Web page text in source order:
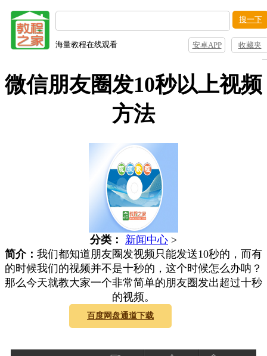
搜一下
海量教程在线观看 收藏夹
安卓APP
微信朋友圈发10秒以上视频
方法
分类： 新闻中心 >
简介： 我们都知道朋友圈发视频只能发送10秒的，而有
的时候我们的视频并不是十秒的，这个时候怎么办呐？
那么今天就教大家一个非常简单的朋友圈发出超过十秒
的视频。
百度网盘通道下载